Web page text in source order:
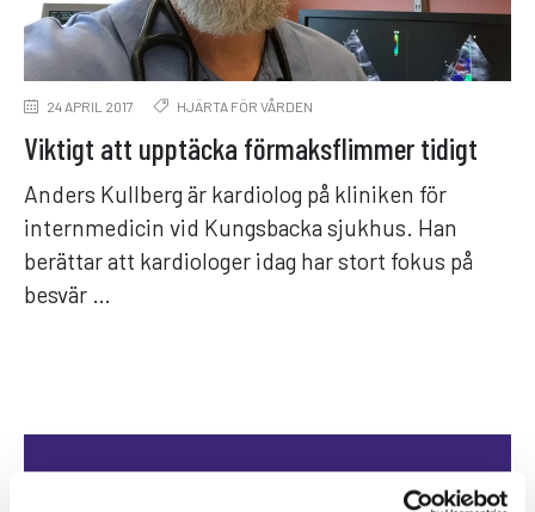
24 APRIL 2017 HJÄRTA FÖR VÅRDEN
Viktigt att upptäcka förmaksflimmer tidigt
Anders Kullberg är kardiolog på kliniken för
internmedicin vid Kungsbacka sjukhus. Han
berättar att kardiologer idag har stort fokus på
besvär …